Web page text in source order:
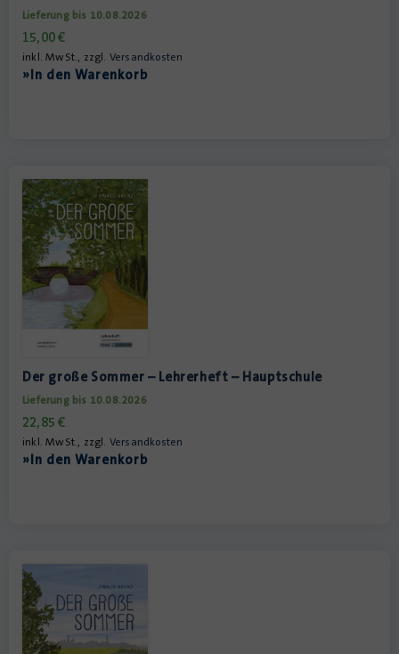
Lieferung bis 10.08.2026
15,00€
inkl. MwSt., zzgl. Versandkosten
»In den Warenkorb
Der große Sommer – Lehrerheft – Hauptschule
Lieferung bis 10.08.2026
22,85€
inkl. MwSt., zzgl. Versandkosten
»In den Warenkorb